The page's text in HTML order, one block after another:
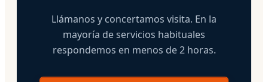
Llámanos y concertamos visita. En la
mayoría de servicios habituales
respondemos en menos de 2 horas.